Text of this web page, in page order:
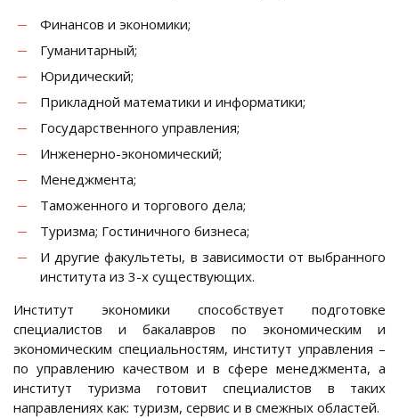
Финансов и экономики;
Гуманитарный;
Юридический;
Прикладной математики и информатики;
Государственного управления;
Инженерно-экономический;
Менеджмента;
Таможенного и торгового дела;
Туризма; Гостиничного бизнеса;
И другие факультеты, в зависимости от выбранного
института из 3-х существующих.
Институт экономики способствует подготовке
специалистов и бакалавров по экономическим и
экономическим специальностям, институт управления –
по управлению качеством и в сфере менеджмента, а
институт туризма готовит специалистов в таких
направлениях как: туризм, сервис и в смежных областей.